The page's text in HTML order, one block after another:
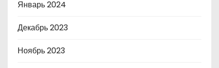
Январь 2024
Декабрь 2023
Ноябрь 2023